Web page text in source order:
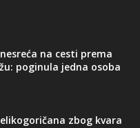
na cesti prema
poginula jedna osoba
zbog kvara